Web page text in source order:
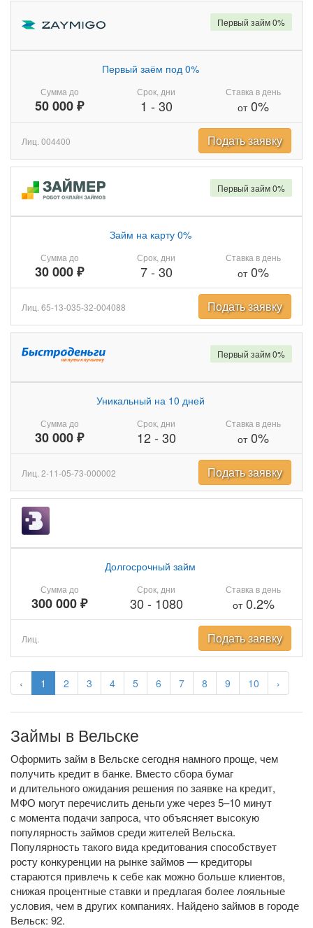
‹ 1 2 3 4 5 6 7 8 9 10 ›
Сумма до
50 000 ₽
Первый заём под 0%
Срок, дни
1 - 30
Ставка в день
от0%
Первый займ 0%
Лиц. 004400 Подать заявку
Сумма до
30 000 ₽
Займ на карту 0%
Срок, дни
7- 30
Ставка в день
от0%
Первый займ 0%
Лиц. 65-13-035-32-004088 Подать заявку
Сумма до
30 000 ₽
Уникальный на 10 дней
Срок, дни
12- 30
Ставка в день
от0%
Первый займ 0%
Лиц. 2-11-05-73-000002 Подать заявку
Сумма до
300 000 ₽
Долгосрочный займ
Срок, дни
30 - 1080
Ставка в день
от0.2%
Лиц. Подать заявку
Займы в Вельске
Оформить займ в Вельске сегодня намного проще, чем
получить кредит в банке. Вместо сбора бумаг
и длительного ожидания решения по заявке на кредит,
МФО могут перечислить деньги уже через 5–10 минут
с момента подачи запроса, что объясняет высокую
популярность займов среди жителей Вельска.
Популярность такого вида кредитования способствует
росту конкуренции на рынке займов — кредиторы
стараются привлечь к себе как можно больше клиентов,
снижая процентные ставки и предлагая более лояльные
условия, чем в других компаниях. Найдено займов в городе
Вельск: 92.